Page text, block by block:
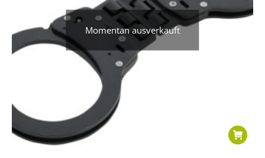
Momentan ausverkauft